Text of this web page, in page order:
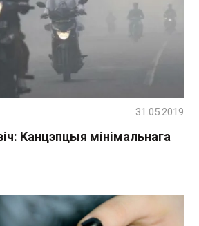
Канцэпцыя мінімальнага
31.05.2019